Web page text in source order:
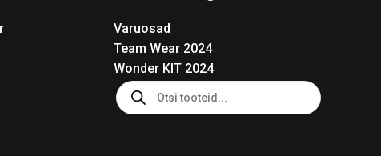
Varuosad
Team Wear 2024
Wonder KIT 2024
Products
search